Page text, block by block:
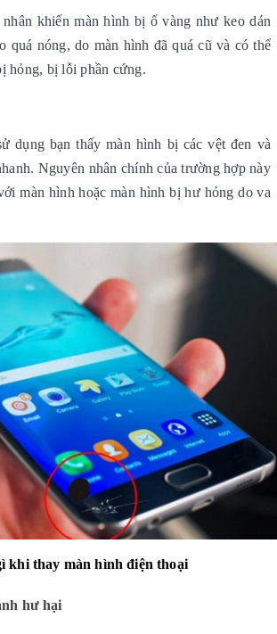
nhân khiến màn hình bị ố vàng như keo dán
quá nóng, do màn hình đã quá cũ và có thể
hỏng, bị lỗi phần cứng.
dụng bạn thấy màn hình bị các vệt đen và
Nguyên nhân chính của trường hợp này
màn hình hoặc màn hình bị hư hỏng do va
khi thay màn hình điện thoại
hư hại